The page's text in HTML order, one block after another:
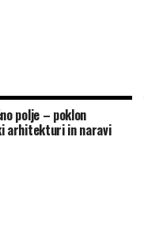
polje – poklon
arhitekturi in naravi